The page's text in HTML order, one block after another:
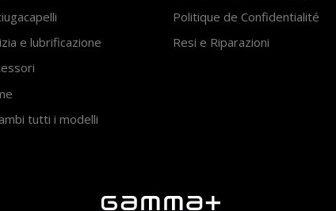
e lubrificazione
tutti i modelli
Politique de Confidentialité
Resi e Riparazioni